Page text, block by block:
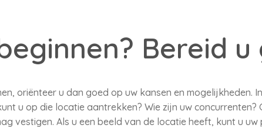
Bereid
oriënteer u dan goed op uw kansen en mogelijkheden.
u op die locatie aantrekken? Wie zijn uw
vestigen. Als u een beeld van de locatie heeft, kunt u